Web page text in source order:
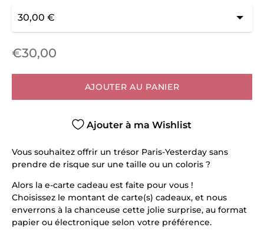
€30,00
AJOUTER AU PANIER
Ajouter à ma Wishlist
Vous souhaitez offrir un trésor Paris-Yesterday sans
prendre de risque sur une taille ou un coloris ?
Alors la e-carte cadeau est faite pour vous !
Choisissez le montant de carte(s) cadeaux, et nous
enverrons à la chanceuse cette jolie surprise, au format
papier ou électronique selon votre préférence.